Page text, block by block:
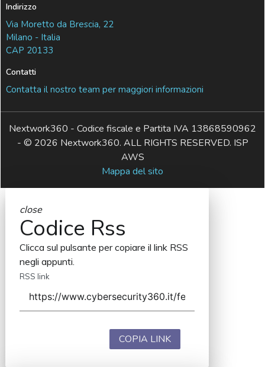
Indirizzo
Via Moretto da Brescia, 22
Milano - Italia
CAP 20133
Contatti
Contatta il nostro team per maggiori informazioni
Nextwork360 - Codice fiscale e Partita IVA 13868590962
- © 2026 Nextwork360. ALL RIGHTS RESERVED. ISP
AWS
Mappa del sito
close
Codice Rss
Clicca sul pulsante per copiare il link RSS
negli appunti.
RSS link
COPIA LINK